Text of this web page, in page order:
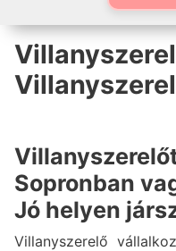
Sopronban
Jó helyen
Villanyszerelő